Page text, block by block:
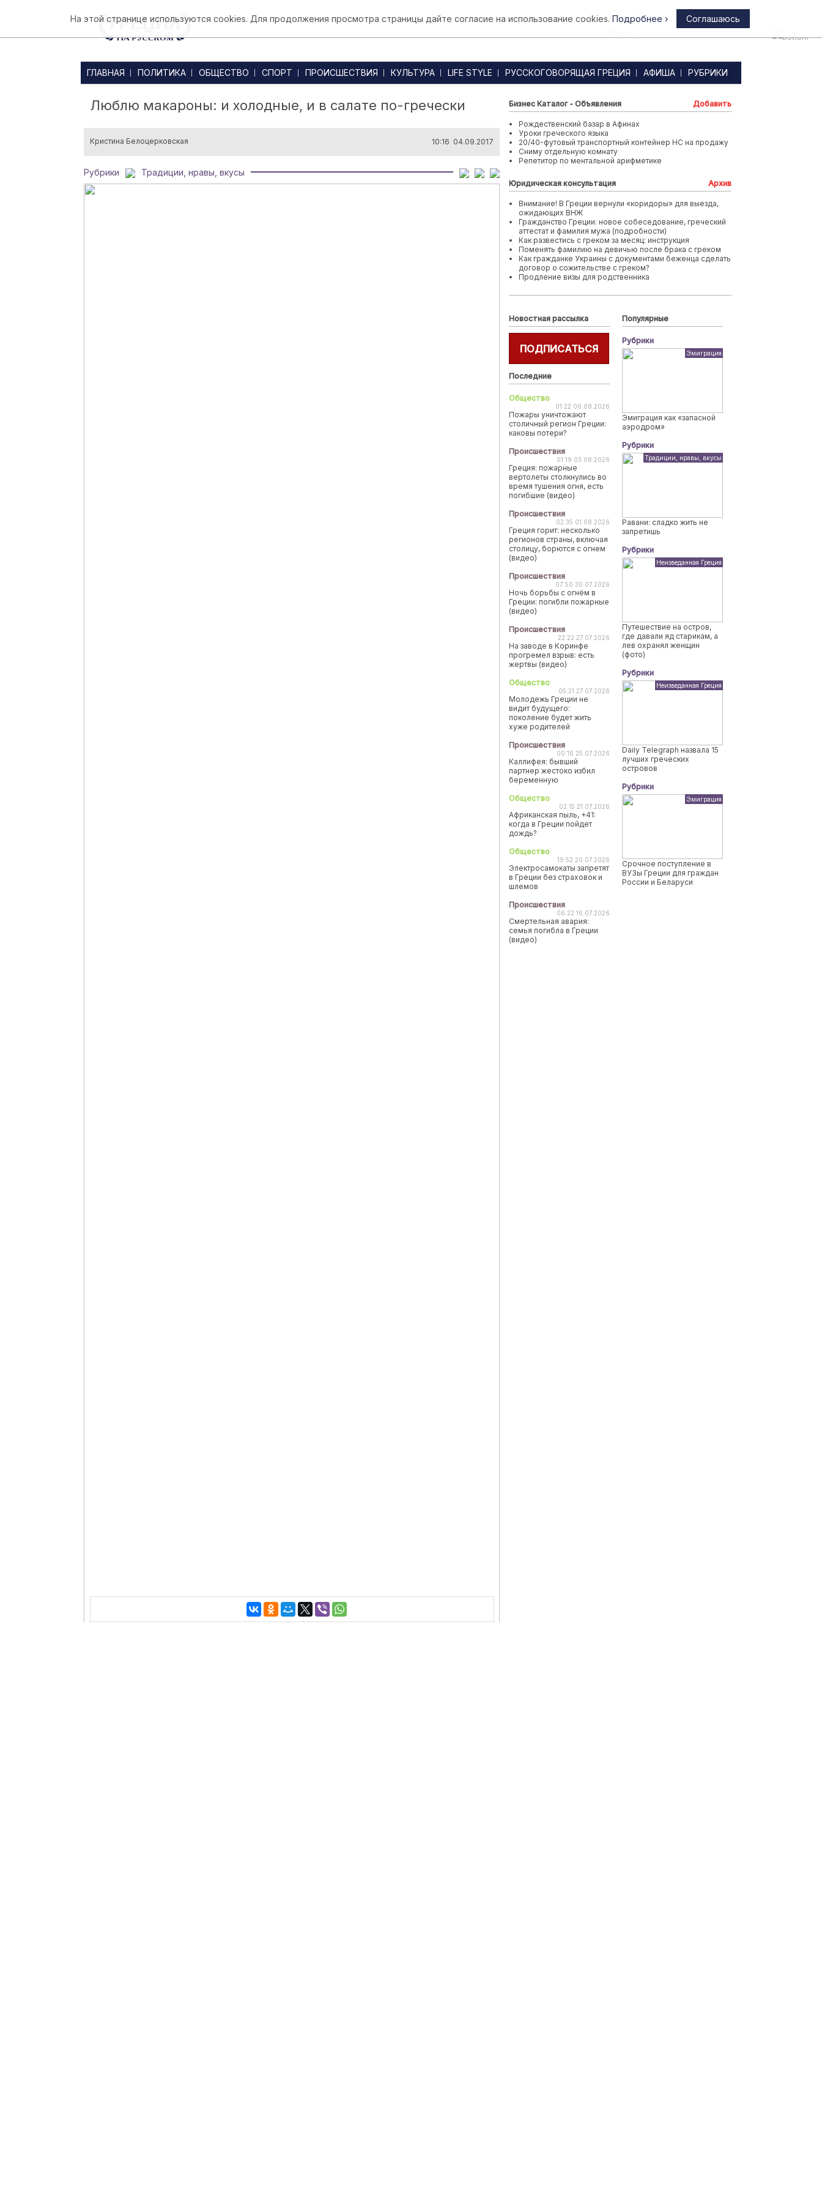
Афины
ГЛАВНАЯ ПОЛИТИКА ОБЩЕСТВО СПОРТ ПРОИСШЕСТВИЯ КУЛЬТУРА LIFE STYLE РУССКОГОВОРЯЩАЯ ГРЕЦИЯ АФИША РУБРИКИ
Люблю макароны: и холодные, и в салате по-гречески
Кристина Белоцерковская 10:16 04.09.2017
Рубрики Традиции, нравы, вкусы
Бизнес Каталог - Объявления Добавить
Рождественский базар в Афинах
Уроки греческого языка
20/40-футовый транспортный контейнер HC на продажу
Сниму отдельную комнату
Репетитор по ментальной арифметике
Юридическая консультация Архив
Внимание! В Греции вернули «коридоры» для выезда,
ожидающих ВНЖ
Гражданство Греции: новое собеседование, греческий
аттестат и фамилия мужа (подробности)
Как развестись с греком за месяц: инструкция
Поменять фамилию на девичью после брака с греком
Как гражданке Украины с документами беженца сделать
договор о сожительстве с греком?
Продление визы для родственника
Новостная рассылка
ПОДПИСАТЬСЯ
Последние
Общество
01:22 06.08.2026
Пожары уничтожают
столичный регион Греции:
каковы потери?
Происшествия
01:19 03.08.2026
Греция: пожарные
вертолеты столкнулись во
время тушения огня, есть
погибшие (видео)
Происшествия
02:35 01.08.2026
Греция горит: несколько
регионов страны, включая
столицу, борются с огнем
(видео)
Происшествия
07:50 30.07.2026
Ночь борьбы с огнём в
Греции: погибли пожарные
(видео)
Происшествия
22:22 27.07.2026
На заводе в Коринфе
прогремел взрыв: есть
жертвы (видео)
Общество
05:21 27.07.2026
Молодежь Греции не
видит будущего:
поколение будет жить
хуже родителей
Происшествия
00:16 25.07.2026
Каллифея: бывший
партнер жестоко избил
беременную
Общество
02:15 21.07.2026
Африканская пыль, +41:
когда в Греции пойдет
дождь?
Общество
19:52 20.07.2026
Электросамокаты запретят
в Греции без страховок и
шлемов
Происшествия
06:22 16.07.2026
Смертельная авария:
семья погибла в Греции
(видео)
Популярные
Рубрики
Эмиграция
Эмиграция как «запасной
аэродром»
Рубрики
Традиции, нравы, вкусы
Равани: сладко жить не
запретишь
Рубрики
Неизведанная Греция
Путешествие на остров,
где давали яд старикам, а
лев охранял женщин
(фото)
Рубрики
Неизведанная Греция
Daily Telegraph назвала 15
лучших греческих
островов
Рубрики
Эмиграция
Срочное поступление в
ВУЗы Греции для граждан
России и Беларуси
На этой странице используются cookies. Для продолжения просмотра страницы дайте согласие на использование cookies. Подробнее › Соглашаюсь